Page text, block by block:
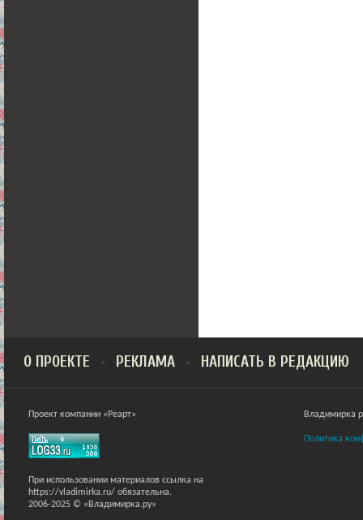
О ПРОЕКТЕ РЕКЛАМА НАПИСАТЬ В РЕДАКЦИЮ
Проект компании «Реарт»
При использовании материалов ссылка на
https://vladimirka.ru/ обязательна.
2006-2025 © «Владимирка.ру»
Владимирка
Политика